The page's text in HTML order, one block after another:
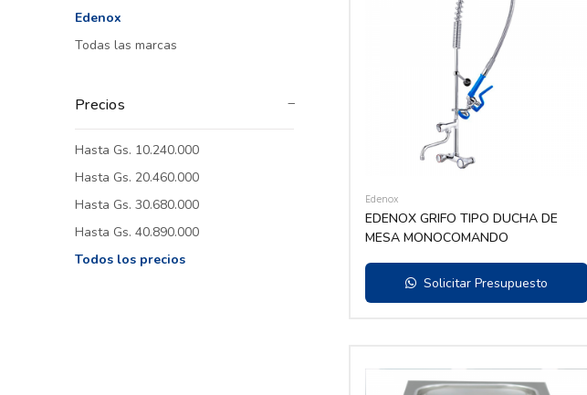
Edenox
Todas las marcas
Precios
Hasta Gs. 10.240.000
Hasta Gs. 20.460.000
Hasta Gs. 30.680.000
Hasta Gs. 40.890.000
Todos los precios
Edenox
EDENOX GRIFO TIPO DUCHA DE
MESA MONOCOMANDO
Solicitar Presupuesto